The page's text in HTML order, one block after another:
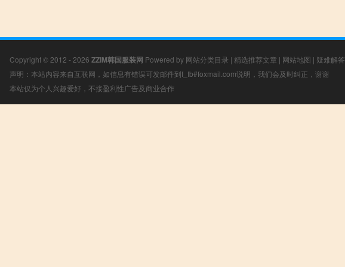
Copyright © 2012 - 2026 ZZIM韩国服装网 Powered by 网站分类目录 | 精选推荐文章 | 网站地图 | 疑难解答
声明：本站内容来自互联网，如信息有错误可发邮件到f_fb#foxmail.com说明，我们会及时纠正，谢谢
本站仅为个人兴趣爱好，不接盈利性广告及商业合作